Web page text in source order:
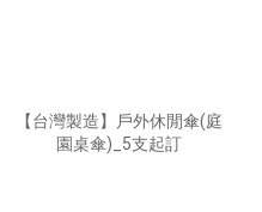
【台灣製造】戶外休閒傘(庭
園桌傘)_5支起訂